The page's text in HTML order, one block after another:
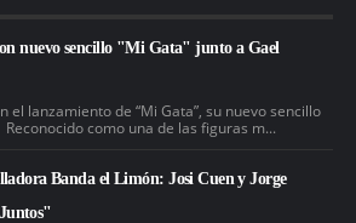
nuevo sencillo "Mi Gata" junto a Gael
el lanzamiento de “Mi Gata”, su nuevo sencillo
como una de las figuras m...
Banda el Limón: Josi Cuen y Jorge